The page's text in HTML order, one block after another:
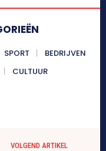
SPORT
BEDRIJVEN
CULTUUR
VOLGEND ARTIKEL